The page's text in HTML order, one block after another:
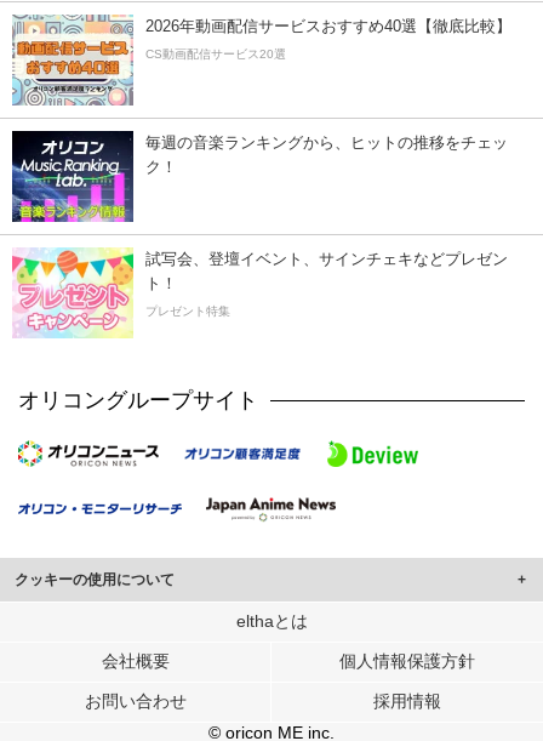
2026年動画配信サービスおすすめ40選【徹底比較】
CS動画配信サービス20選
毎週の音楽ランキングから、ヒットの推移をチェッ
ク！
試写会、登壇イベント、サインチェキなどプレゼン
ト！
プレゼント特集
オリコングループサイト
クッキーの使用について
このサイトでは Cookie を使用して、ユーザーに合わせたコンテンツや広告の
行っています。
メディアや広告配信、データ解析の各パートナーに提供しています。
各パートナーは、この情報とユーザーが各パートナーに提供した他の情報や、
elthaとは
会社概要 個人情報保護方針
お問い合わせ
採用情報
© oricon ME inc.